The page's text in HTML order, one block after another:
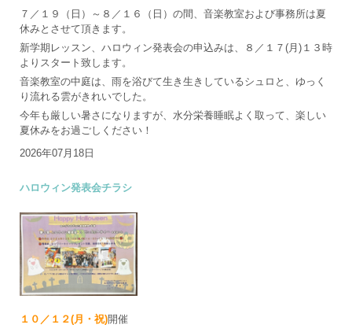
７／１９（日）～８／１６（日）の間、音楽教室および事務所は夏
休みとさせて頂きます。
新学期レッスン、ハロウィン発表会の申込みは、８／１７(月)１３時
よりスタート致します。
音楽教室の中庭は、雨を浴びて生き生きしているシュロと、ゆっく
り流れる雲がきれいでした。
今年も厳しい暑さになりますが、水分栄養睡眠よく取って、楽しい
夏休みをお過ごしください！
2026年07月18日
ハロウィン発表会チラシ
１０／１２(月・祝)開催